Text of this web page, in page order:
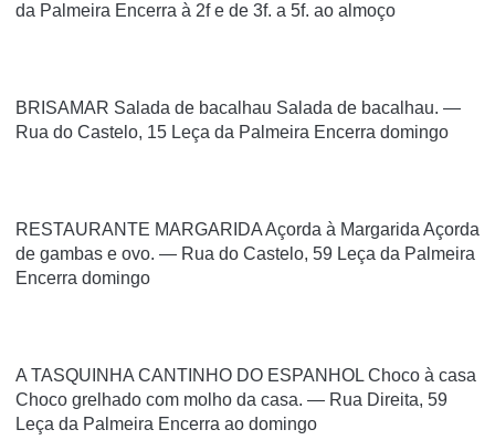
da Palmeira Encerra à 2f e de 3f. a 5f. ao almoço
BRISAMAR Salada de bacalhau Salada de bacalhau. —
Rua do Castelo, 15 Leça da Palmeira Encerra domingo
RESTAURANTE MARGARIDA Açorda à Margarida Açorda
de gambas e ovo. — Rua do Castelo, 59 Leça da Palmeira
Encerra domingo
A TASQUINHA CANTINHO DO ESPANHOL Choco à casa
Choco grelhado com molho da casa. — Rua Direita, 59
Leça da Palmeira Encerra ao domingo